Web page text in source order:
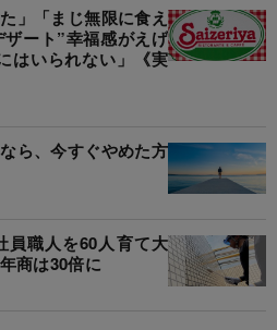
」「まじ無限に食え
ート”幸福感がえげ
はいられない」《実
ら、今すぐやめた方
員職人を60人育て大
商は30倍に